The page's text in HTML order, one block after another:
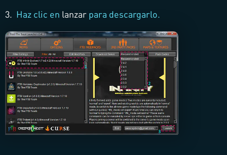
3. Haz clic en lanzar para descargarlo.